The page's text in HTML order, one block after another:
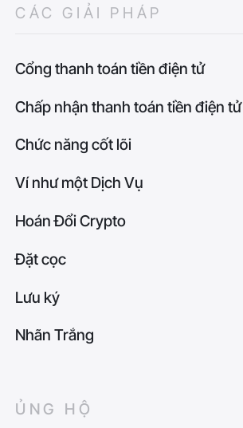
CÁC GIẢI PHÁP
Cổng thanh toán tiền điện tử
Chấp nhận thanh toán tiền điện tử
Chức năng cốt lõi
Ví như một Dịch Vụ
Hoán Đổi Crypto
Đặt cọc
Lưu ký
Nhãn Trắng
ỦNG HỘ